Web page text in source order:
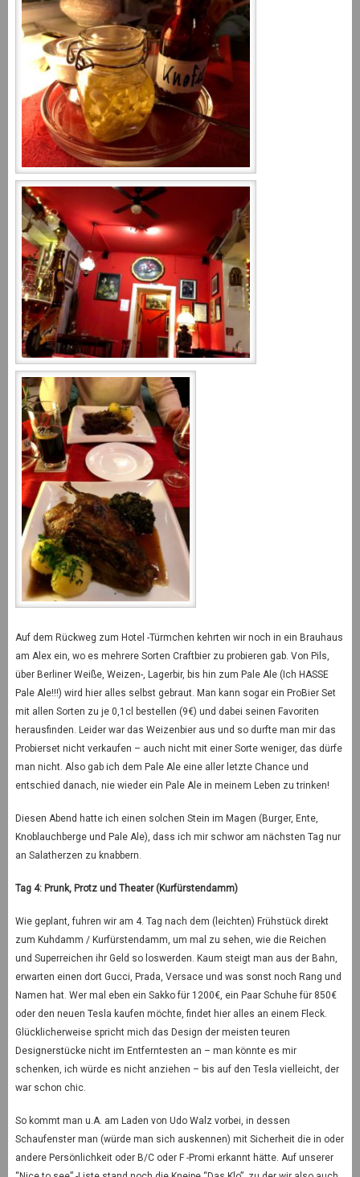
Auf dem Rückweg zum Hotel -Türmchen kehrten wir noch in ein Brauhaus
am Alex ein, wo es mehrere Sorten Craftbier zu probieren gab. Von Pils,
über Berliner Weiße, Weizen-, Lagerbir, bis hin zum Pale Ale (Ich HASSE
Pale Ale!!!) wird hier alles selbst gebraut. Man kann sogar ein ProBier Set
mit allen Sorten zu je 0,1cl bestellen (9€) und dabei seinen Favoriten
herausfinden. Leider war das Weizenbier aus und so durfte man mir das
Probierset nicht verkaufen – auch nicht mit einer Sorte weniger, das dürfe
man nicht. Also gab ich dem Pale Ale eine aller letzte Chance und
entschied danach, nie wieder ein Pale Ale in meinem Leben zu trinken!
Diesen Abend hatte ich einen solchen Stein im Magen (Burger, Ente,
Knoblauchberge und Pale Ale), dass ich mir schwor am nächsten Tag nur
an Salatherzen zu knabbern.
Tag 4: Prunk, Protz und Theater (Kurfürstendamm)
Wie geplant, fuhren wir am 4. Tag nach dem (leichten) Frühstück direkt
zum Kuhdamm / Kurfürstendamm, um mal zu sehen, wie die Reichen
und Superreichen ihr Geld so loswerden. Kaum steigt man aus der Bahn,
erwarten einen dort Gucci, Prada, Versace und was sonst noch Rang und
Namen hat. Wer mal eben ein Sakko für 1200€, ein Paar Schuhe für 850€
oder den neuen Tesla kaufen möchte, findet hier alles an einem Fleck.
Glücklicherweise spricht mich das Design der meisten teuren
Designerstücke nicht im Entferntesten an – man könnte es mir
schenken, ich würde es nicht anziehen – bis auf den Tesla vielleicht, der
war schon chic.
So kommt man u.A. am Laden von Udo Walz vorbei, in dessen
Schaufenster man (würde man sich auskennen) mit Sicherheit die in oder
andere Persönlichkeit oder B/C oder F -Promi erkannt hätte. Auf unserer